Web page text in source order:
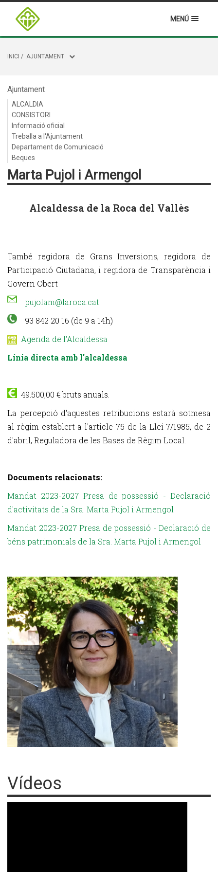
MENÚ
INICI / AJUNTAMENT
Ajuntament
ALCALDIA
CONSISTORI
Informació oficial
Treballa a l'Ajuntament
Departament de Comunicació
Beques
Marta Pujol i Armengol
Alcaldessa de la Roca del Vallès
També regidora de Grans Inversions, regidora de
Participació Ciutadana, i regidora de Transparència i
Govern Obert
pujolam@laroca.cat
93 842 20 16 (de 9 a 14h)
Agenda de l'Alcaldessa
Línia directa amb l'alcaldessa
49.500,00 € bruts anuals.
La percepció d'aquestes retribucions estarà sotmesa
al règim establert a l'article 75 de la Llei 7/1985, de 2
d'abril, Reguladora de les Bases de Règim Local.
Documents relacionats:
Mandat 2023-2027 Presa de possessió - Declaració
d'activitats de la Sra. Marta Pujol i Armengol
Mandat 2023-2027 Presa de possessió - Declaració de
béns patrimonials de la Sra. Marta Pujol i Armengol
Vídeos